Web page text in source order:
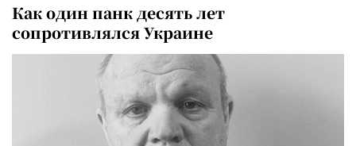
Как один панк десять лет
сопротивлялся Украине